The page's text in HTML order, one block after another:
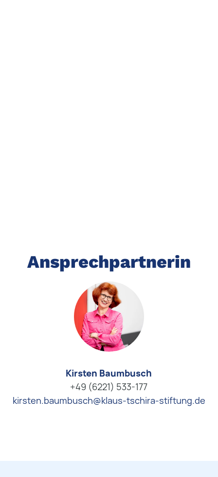
Ansprechpartnerin
Kirsten Baumbusch
+49 (6221) 533-177
kirsten.baumbusch@klaus-tschira-stiftung.de